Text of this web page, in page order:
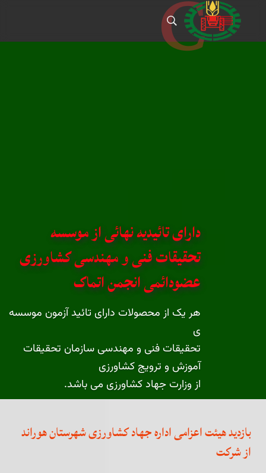
دارای تائیدیه نهائی از موسسه
تحقیقات فنی و مهندسی کشاورزی
عضودائمی انجمن اتماک
هر یک از محصولات دارای تائید آزمون موسسه
ی
تحقیقات فنی و مهندسی سازمان تحقیقات
آموزش و ترویج کشاورزی
از وزارت جهاد کشاورزی می باشد.
بازدید هیئت اعزامی اداره جهاد کشاورزی شهرستان هوراند
از شرکت